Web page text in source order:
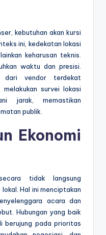
kebutuhan akan kursi
ini, kedekatan lokasi
keharusan teknis.
waktu dan presisi.
dari vendor terdekat
survei lokasi
jarak, memastikan
publik.
Ekonomi
tidak langsung
Hal ini menciptakan
acara dan
Hubungan yang baik
berujung pada prioritas